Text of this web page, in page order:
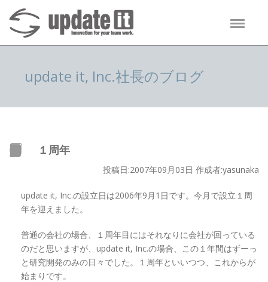
update it, Inc.社長のブログ
１周年
投稿日:2007年09月03日 作成者:yasunaka
update it, Inc.の設立日は2006年9月1日です。今月で設立１周
年を迎えました。
普通の会社の場合、１周年目にはそれなりに会社が回っている
のだと思いますが、update it, Inc.の場合、この１年間はずーっ
と研究開発のみの日々でした。１周年といいつつ、これからが
始まりです。